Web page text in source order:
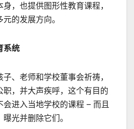
，也提供图形性教育课程，
的发展方向。
系统
、老师和学校董事会祈祷，
职，并大声疾呼，这个有目的
会进入当地学校的课程 – 而且
光并删除它们。